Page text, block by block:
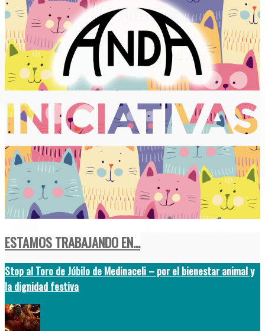
ESTAMOS TRABAJANDO EN...
Stop al Toro de Júbilo de Medinaceli – por el bienestar animal y
la dignidad festiva